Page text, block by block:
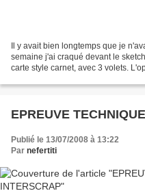
Il y avait bien longtemps que je
semaine j'ai craqué devant le
carte style carnet, avec 3 volets.
EPREUVE
Publié le 13/07/2008 à 13:22
Par nefertiti